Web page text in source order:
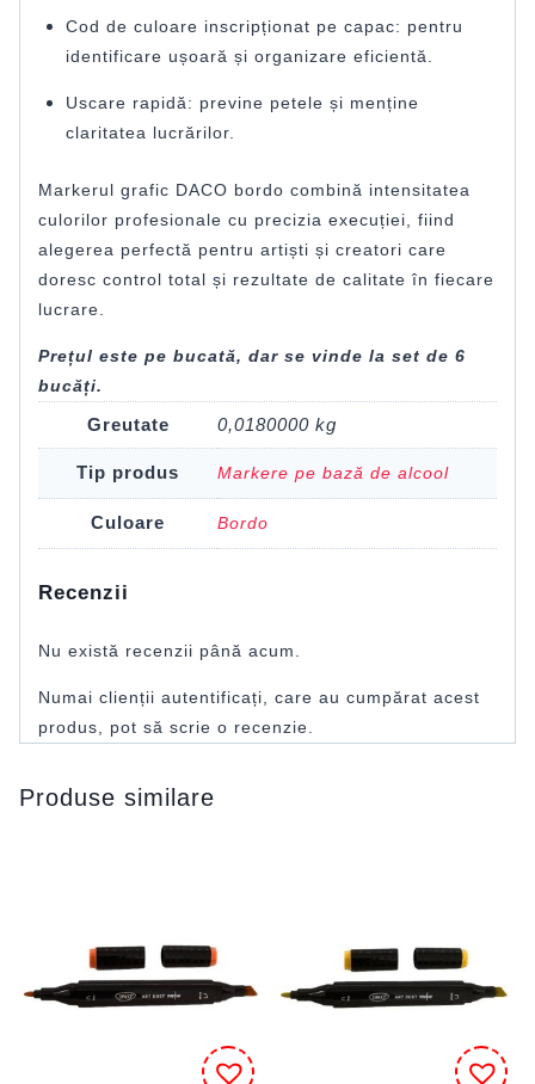
Cod de culoare inscripționat pe capac: pentru
identificare ușoară și organizare eficientă.
Uscare rapidă: previne petele și menține
claritatea lucrărilor.
Markerul grafic DACO bordo combină intensitatea
culorilor profesionale cu precizia execuției, fiind
alegerea perfectă pentru artiști și creatori care
doresc control total și rezultate de calitate în fiecare
lucrare.
Prețul este pe bucată, dar se vinde la set de 6
bucăți.
Greutate 0,0180000 kg
Tip produs Markere pe bază de alcool
Culoare Bordo
Recenzii
Nu există recenzii până acum.
Numai clienții autentificați, care au cumpărat acest
produs, pot să scrie o recenzie.
Produse similare